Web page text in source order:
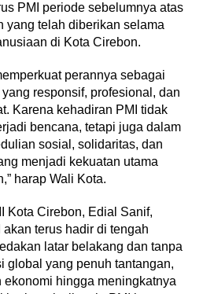
PMI periode sebelumnya atas
yang telah diberikan selama
di Kota Cirebon.
perannya sebagai
responsif, profesional, dan
Karena kehadiran PMI tidak
bencana, tetapi juga dalam
sosial, solidaritas, dan
menjadi kekuatan utama
harap Wali Kota.
Kota Cirebon, Edial Sanif,
terus hadir di tengah
latar belakang dan tanpa
global yang penuh tantangan,
hingga meningkatnya